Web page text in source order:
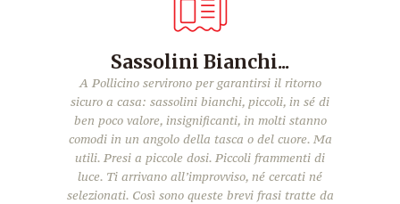
Sassolini Bianchi...
A Pollicino servirono per garantirsi il ritorno
sicuro a casa: sassolini bianchi, piccoli, in sé di
ben poco valore, insignificanti, in molti stanno
comodi in un angolo della tasca o del cuore. Ma
utili. Presi a piccole dosi. Piccoli frammenti di
luce. Ti arrivano all’improvviso, né cercati né
selezionati. Così sono queste brevi frasi tratte da